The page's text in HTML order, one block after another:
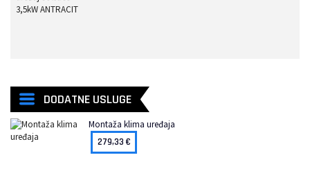
DODATNE USLUGE
Montaža klima uređaja
279,33€